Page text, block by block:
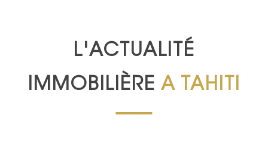
L'ACTUALITÉ
IMMOBILIÈRE A TAHITI